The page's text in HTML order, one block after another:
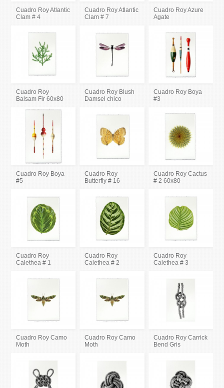
Cuadro Roy Atlantic
Clam # 4
Cuadro Roy Atlantic
Clam # 7
Cuadro Roy Azure
Agate
Cuadro Roy
Balsam Fir 60x80
Cuadro Roy Blush
Damsel chico
Cuadro Roy Boya
#3
Cuadro Roy Boya
#5
Cuadro Roy
Butterfly # 16
Cuadro Roy Cactus
# 2 60x80
Cuadro Roy
Calethea # 1
Cuadro Roy
Calethea # 2
Cuadro Roy
Calethea # 3
Cuadro Roy Camo
Moth
Cuadro Roy Camo
Moth
Cuadro Roy Carrick
Bend Gris